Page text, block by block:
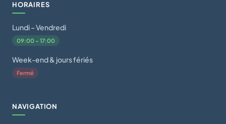
HORAIRES
Lundi – Vendredi
09:00 – 17:00
Week-end & jours fériés
Fermé
NAVIGATION